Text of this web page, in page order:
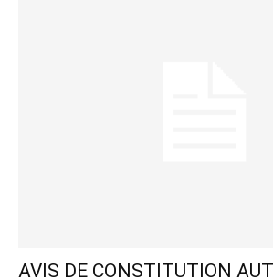
AVIS DE CONSTITUTION